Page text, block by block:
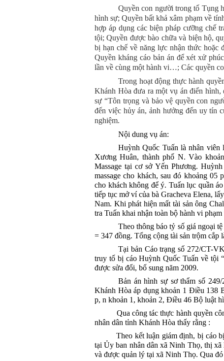
Quyền con người trong tố Tụng
hình sự; Quyền bất khả xâm phạm về
hợp áp dụng các biện pháp cưỡng chế
tội; Quyền được bào chữa và biện hộ,
bị hạn chế về năng lực nhận thức hoặc
Quyền kháng cáo bản án để xét xử
lần về cùng một hành vi…; Các quyền
Trong hoạt động thực hành
Khánh Hòa đưa ra một vụ án điển
sự “Tôn trọng và bảo vệ quyền con
đến việc hủy án, ảnh hưởng đến uy tín
nghiệm.
Nội dung vụ án:
Huỳnh Quốc Tuấn là nhân viên
Xương Huân, thành phố N. Vào
Massage tại cơ sở Yến Phương.
massage cho khách, sau đó khoảng
cho khách không để ý. Tuấn lục quần
tiếp tục mở ví của bà Gracheva Elena,
Nam. Khi phát hiện mất tài sản ông
tra Tuấn khai nhận toàn bộ hành vi
Theo thông báo tỷ số giá ngoại
= 347 đồng. Tổng cộng tài sản trộm cắp
Tại bản Cáo trạng số 272/CT-
truy tố bị cáoHuỳnh Quốc Tuấnvề tội “
được sửa đổi, bổ sung năm 2009.
Bản án hình sự sơ thẩm số
Khánh Hòa áp dụng khoản 1 Điều 138
p, n khoản 1, khoản 2, Điều 46 Bộ luật
Qua công tác thực hành quyền
nhân dân tỉnh Khánh Hòa thấy rằng :
Theo kết luận giám định, bị cáo
tại Ủy ban nhân dân xã Ninh Thọ, thị
và được quản lý tại xã Ninh Thọ. Qua